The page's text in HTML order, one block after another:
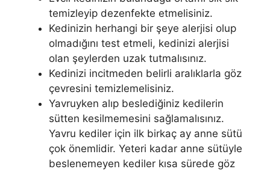
temizleyip dezenfekte etmelisiniz.
Kedinizin herhangi bir şeye alerjisi olup
olmadığını test etmeli, kedinizi alerjisi
olan şeylerden uzak tutmalısınız.
Kedinizi incitmeden belirli aralıklarla göz
çevresini temizlemelisiniz.
Yavruyken alıp beslediğiniz kedilerin
sütten kesilmemesini sağlamalısınız.
Yavru kediler için ilk birkaç ay anne sütü
çok önemlidir. Yeteri kadar anne sütüyle
beslenemeyen kediler kısa sürede göz